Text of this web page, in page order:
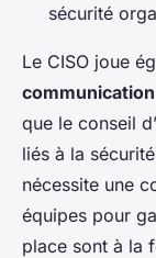
sécurité
Le CISO joue
communication
que le conseil
liés à la
nécessite une
équipes pour
place sont à la